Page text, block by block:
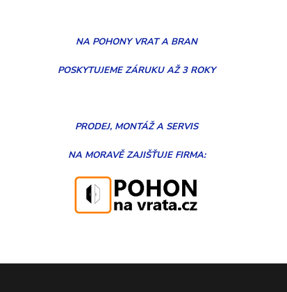
NA POHONY VRAT A BRAN
POSKYTUJEME ZÁRUKU AŽ 3 ROKY
PRODEJ, MONTÁŽA SERVIS
NA MORAVĚZAJIŠŤUJE FIRMA: